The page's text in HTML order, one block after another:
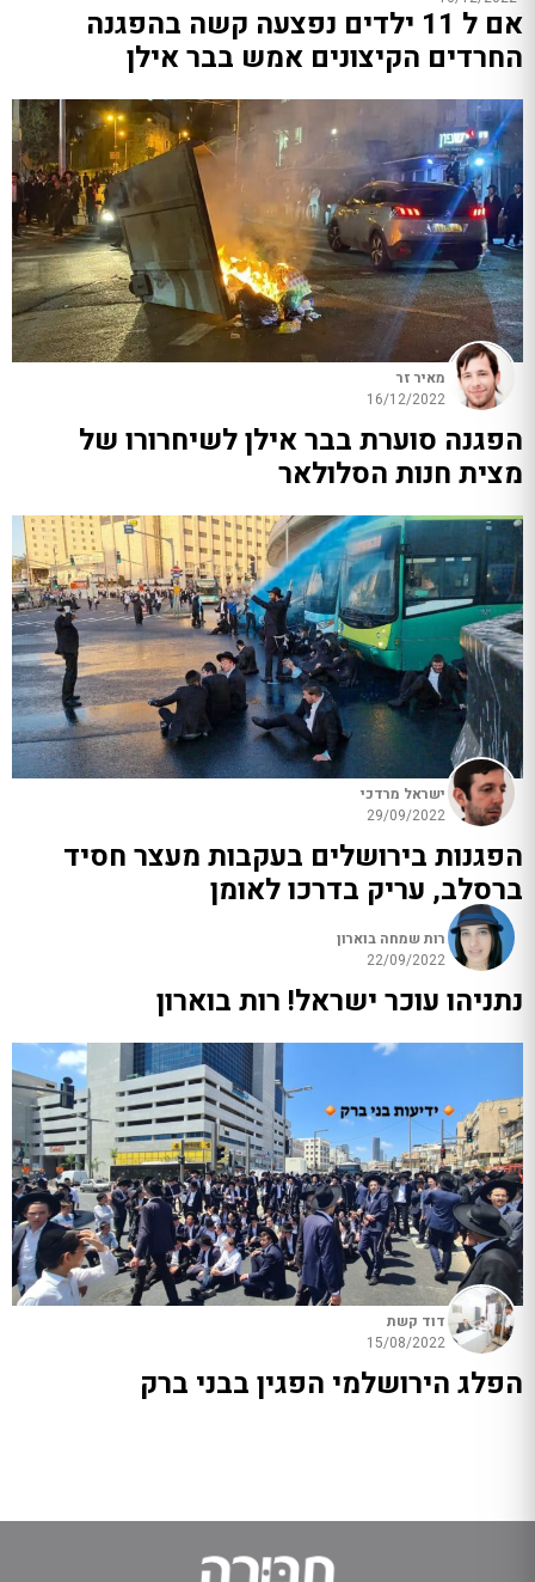
אם ל 11 ילדים נפצעה קשה בהפגנה
החרדים הקיצונים אמש בבר אילן
מאיר זר
16/12/2022
הפגנה סוערת בבר אילן לשיחרורו של
מצית חנות הסלולאר
ישראל מרדכי
29/09/2022
הפגנות בירושלים בעקבות מעצר חסיד
ברסלב, עריק בדרכו לאומן
רות שמחה בוארון
22/09/2022
נתניהו עוכר ישראל! רות בוארון
דוד קשת
15/08/2022
הפלג הירושלמי הפגין בבני ברק